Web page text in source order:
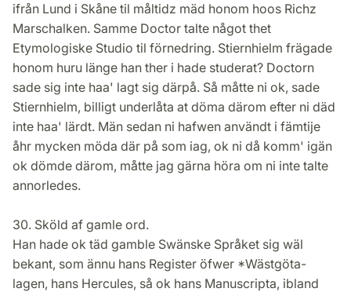
ifrån Lund i Skåne til måltidz mäd honom hoos Richz
Marschalken. Samme Doctor talte något thet
Etymologiske Studio til förnedring. Stiernhielm frägade
honom huru länge han ther i hade studerat? Doctorn
sade sig inte haa' lagt sig därpå. Så måtte ni ok, sade
Stiernhielm, billigt underlåta at döma därom efter ni däd
inte haa' lärdt. Män sedan ni hafwen användt i fämtije
åhr mycken möda där på som iag, ok ni då komm' igän
ok dömde därom, måtte jag gärna höra om ni inte talte
annorledes.
30. Sköld af gamle ord.
Han hade ok täd gamble Swänske Språket sig wäl
bekant, som ännu hans Register öfwer *Wästgöta-
lagen, hans Hercules, så ok hans Manuscripta, ibland